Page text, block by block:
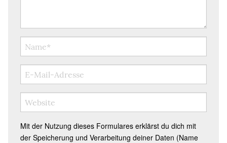
Mit der Nutzung dieses Formulares erklärst du dich mit
der Speicherung und Verarbeitung deiner Daten (Name